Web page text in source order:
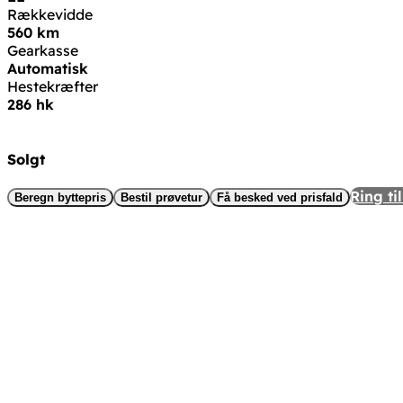
Rækkevidde
560 km
Gearkasse
Automatisk
Hestekræfter
286 hk
Solgt
Beregn byttepris Bestil prøvetur Få besked ved prisfald Ring